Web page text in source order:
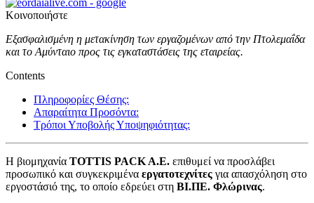
Κοινοποιήστε
Εξασφαλισμένη η μετακίνηση των εργαζομένων από την Πτολεμαΐδα
και το Αμύνταιο προς τις εγκαταστάσεις της εταιρείας.
Contents
Πληροφορίες Θέσης:
Απαραίτητα Προσόντα:
Τρόποι Υποβολής Υποψηφιότητας:
Η βιομηχανία TOTTIS PACK A.E. επιθυμεί να προσλάβει
προσωπικό και συγκεκριμένα εργατοτεχνίτες για απασχόληση στο
εργοστάσιό της, το οποίο εδρεύει στη ΒΙ.ΠΕ. Φλώρινας.